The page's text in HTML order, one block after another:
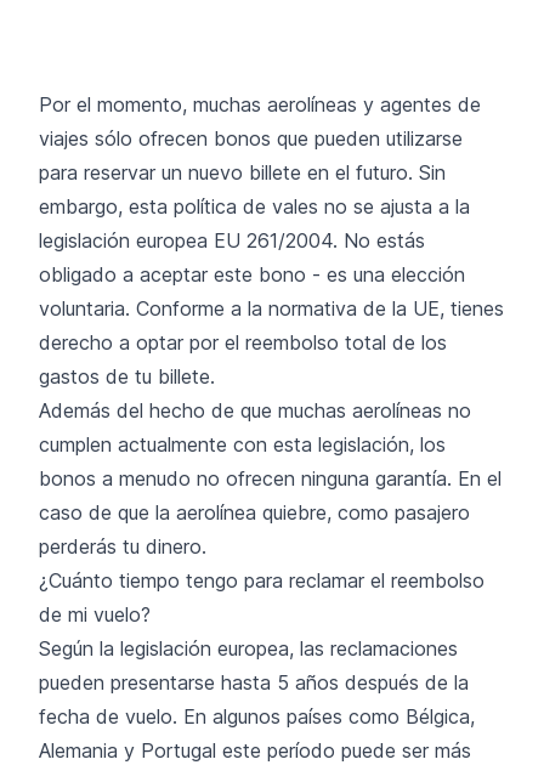
Por el momento, muchas aerolíneas y agentes de
viajes sólo ofrecen bonos que pueden utilizarse
para reservar un nuevo billete en el futuro. Sin
embargo, esta política de vales no se ajusta a la
legislación europea EU 261/2004. No estás
obligado a aceptar este bono - es una elección
voluntaria. Conforme a la normativa de la UE, tienes
derecho a optar por el reembolso total de los
gastos de tu billete.
Además del hecho de que muchas aerolíneas no
cumplen actualmente con esta legislación, los
bonos a menudo no ofrecen ninguna garantía. En el
caso de que la aerolínea quiebre, como pasajero
perderás tu dinero.
¿Cuánto tiempo tengo para reclamar el reembolso
de mi vuelo?
Según la legislación europea, las reclamaciones
pueden presentarse hasta 5 años después de la
fecha de vuelo. En algunos países como Bélgica,
Alemania y Portugal este período puede ser más